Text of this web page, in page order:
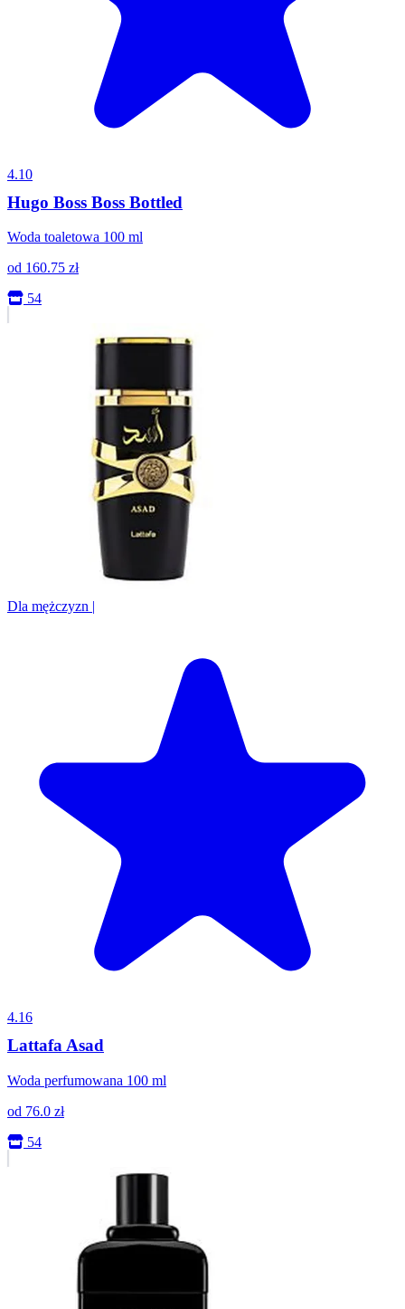
4.10
Hugo Boss Boss Bottled
Woda toaletowa 100 ml
od 160.75 zł
54
Dla mężczyzn |
4.16
Lattafa Asad
Woda perfumowana 100 ml
od 76.0 zł
54